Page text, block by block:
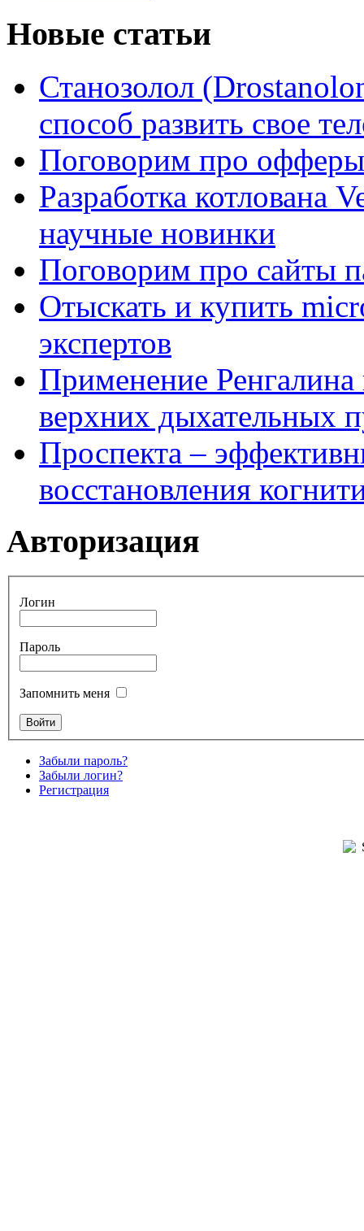
Новые статьи
Станозолол
способ развить свое
Поговорим про
Разработка котлована
научные новинки
Поговорим про сайты
Отыскать и купить
экспертов
Применение Ренгалина
верхних дыхательных
Проспекта –
восстановления
Авторизация
Логин
Пароль
Запомнить меня
Забыли пароль?
Забыли логин?
Регистрация